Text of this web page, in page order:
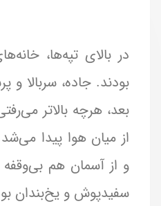
در بالای تپه‌ها،
بودند. جاده، سربالا و
بعد، هرچه بالاتر
از میان هوا پیدا
و از آسمان هم
سفیدپوش و یخ‌بندان